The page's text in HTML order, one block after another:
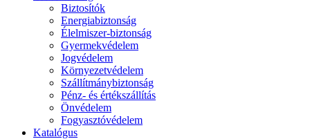
Biztosítók
Energiabiztonság
Élelmiszer-biztonság
Gyermekvédelem
Jogvédelem
Környezetvédelem
Szállítmánybiztonság
Pénz- és értékszállítás
Önvédelem
Fogyasztóvédelem
Katalógus